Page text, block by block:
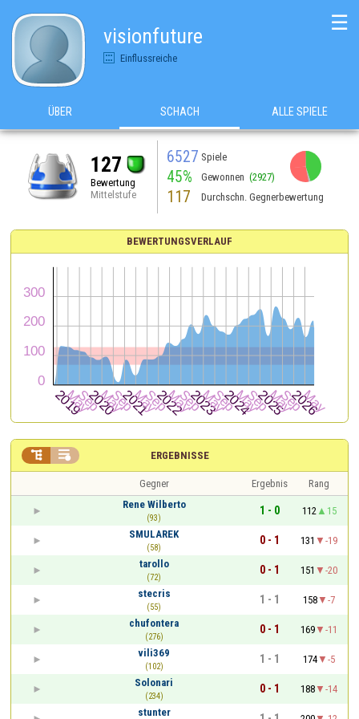
visionfuture
Einflussreiche
☰
ÜBER SCHACH ALLE SPIELE
127
Bewertung
Mittelstufe
6527 Spiele
45% Gewonnen (2927)
117 Durchschn. Gegnerbewertung
BEWERTUNGSVERLAUF
ERGEBNISSE
 
Gegner Ergebnis
Rang
Rene Wilberto
(93)
1 - 0 112
15
SMULAREK
(58)
0 - 1 131
-19
tarollo
(72)
0 - 1 151
-20
stecris
(55)
1 - 1 158
-7
chufontera
(276)
0 - 1 169
-11
vili369
(102)
1 - 1 174
-5
Solonari
(234)
0 - 1 188
-14
stunter